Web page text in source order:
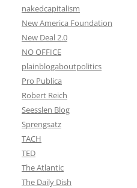
nakedcapitalism
New America Foundation
New Deal 2.0
NO OFFICE
plainblogaboutpolitics
Pro Publica
Robert Reich
Seesslen Blog
Sprengsatz
TACH
TED
The Atlantic
The Daily Dish